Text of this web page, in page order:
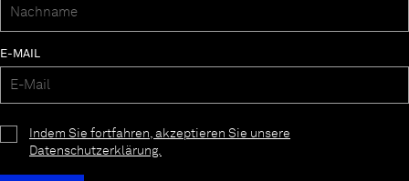
E-MAIL
Indem Sie fortfahren, akzeptieren Sie unsere
Datenschutzerklärung.